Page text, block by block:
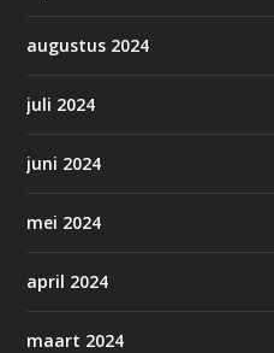
augustus 2024
juli 2024
juni 2024
mei 2024
april 2024
maart 2024